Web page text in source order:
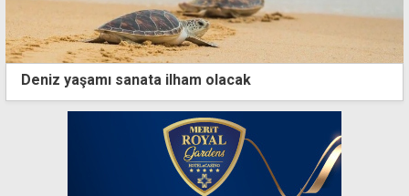
Deniz yaşamı sanata ilham olacak